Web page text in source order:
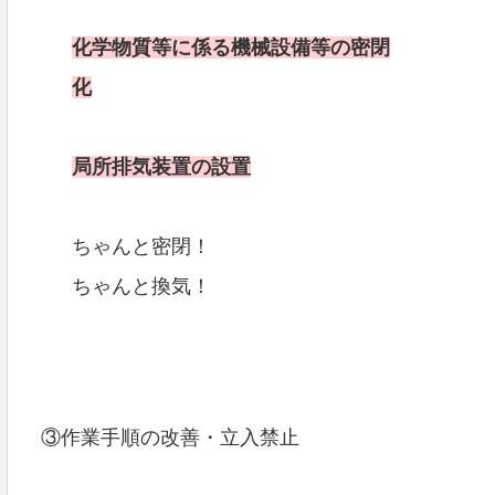
化学物質等に係る機械設備等の密閉
化
局所排気装置の設置
ちゃんと密閉！
ちゃんと換気！
③作業手順の改善・立入禁止